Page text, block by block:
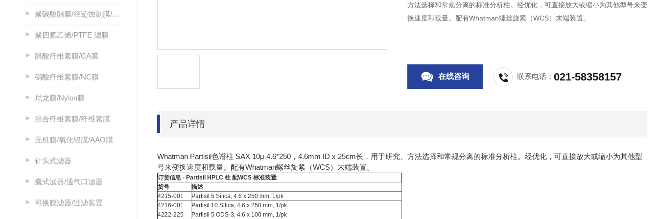
聚碳酸酯膜/径迹蚀刻膜/PC膜
聚四氟乙烯/PTFE 滤膜
醋酸纤维素膜/CA膜
硝酸纤维素膜/NC膜
尼龙膜/Nylon膜
混合纤维素膜/纤维素膜
无机膜/氧化铝膜/AAO膜
针头式滤器
囊式滤器/通气口滤器
可换膜滤器/过滤装置
方法选择和常规分离的标准分析柱。经优化，可直接放大或缩小为其他型号来变
换速度和载量。配有Whatman螺丝旋紧（WCS）末端装置。
在线咨询 联系电话：021-58358157
产品详情
Whatman Partisil色谱柱 SAX 10μ 4.6*250，4.6mm ID x 25cm长，用于研究、方法选择和常规分离的标准分析柱。经优化，可直接放大或缩小为其他型
号来变换速度和载量。配有Whatman螺丝旋紧（WCS）末端装置。
订货信息 - Partisil HPLC 柱 配WCS 标准装置
货号
描述
4215-001
Partisil 5 Silica, 4.6 x 250 mm, 1/pk
4216-001
Partisil 10 Silica, 4.6 x 250 mm, 1/pk
4222-225
Partisil 5 ODS-3, 4.6 x 100 mm, 1/pk